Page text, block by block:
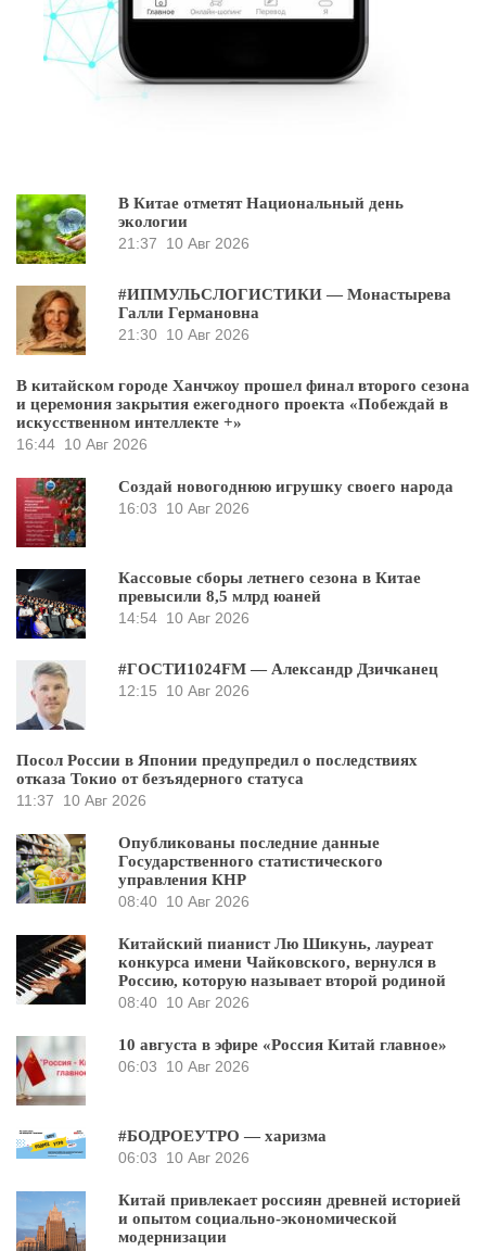
В Китае отметят Национальный день
экологии
21:37
10 Авг 2026
#ИПМУЛЬСЛОГИСТИКИ — Монастырева
Галли Германовна
21:30 10 Авг 2026
В китайском городе Ханчжоу прошел финал второго сезона
и церемония закрытия ежегодного проекта «Побеждай в
искусственном интеллекте +»
16:44 10 Авг 2026
Создай новогоднюю игрушку своего народа
16:03
10 Авг 2026
Кассовые сборы летнего сезона в Китае
превысили 8,5 млрд юаней
14:54 10 Авг 2026
#ГОСТИ1024FM — Александр Дзичканец
12:15
10 Авг 2026
Посол России в Японии предупредил о последствиях
отказа Токио от безъядерного статуса
11:37
10 Авг 2026
Опубликованы последние данные
Государственного статистического
управления КНР
08:40 10 Авг 2026
Китайский пианист Лю Шикунь, лауреат
конкурса имени Чайковского, вернулся в
Россию, которую называет второй родиной
08:40 10 Авг 2026
10 августа в эфире «Россия Китай главное»
06:03
10 Авг 2026
#БОДРОЕУТРО — харизма
06:03
10 Авг 2026
Китай привлекает россиян древней историей
и опытом социально-экономической
модернизации